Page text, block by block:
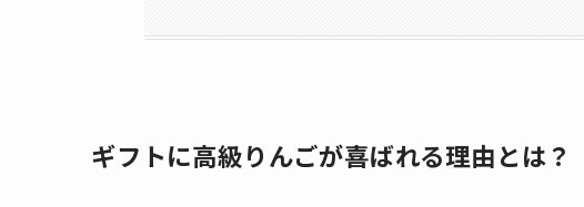
ギフトに高級りんごが喜ばれる理由とは？